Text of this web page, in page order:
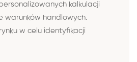
kalkulacji
warunków handlowych.
w celu identyfikacji